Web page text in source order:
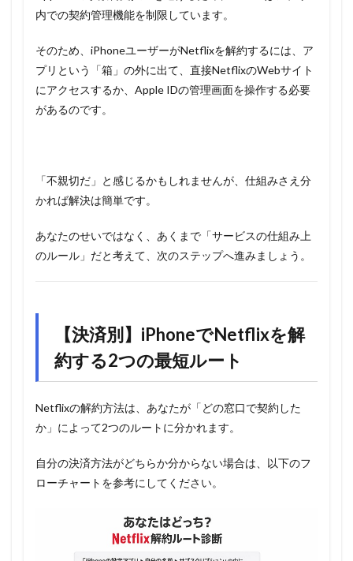
内での契約管理機能を制限しています。
そのため、iPhoneユーザーがNetflixを解約するには、ア
プリという「箱」の外に出て、直接NetflixのWebサイト
にアクセスするか、Apple IDの管理画面を操作する必要
があるのです。
「不親切だ」と感じるかもしれませんが、仕組みさえ分
かれば解決は簡単です。
あなたのせいではなく、あくまで「サービスの仕組み上
のルール」だと考えて、次のステップへ進みましょう。
【決済別】iPhoneでNetflixを解
約する2つの最短ルート
Netflixの解約方法は、あなたが「どの窓口で契約した
か」によって2つのルートに分かれます。
自分の決済方法がどちらか分からない場合は、以下のフ
ローチャートを参考にしてください。